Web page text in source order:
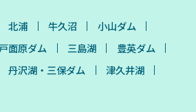
北浦 牛久沼
小山ダム
戸面原ダム 三島湖
豊英ダム
丹沢湖・三保ダム
津久井湖